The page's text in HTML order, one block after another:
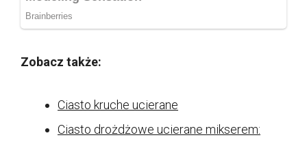
Zobacz także:
Ciasto kruche ucierane
Ciasto drożdżowe ucierane mikserem: